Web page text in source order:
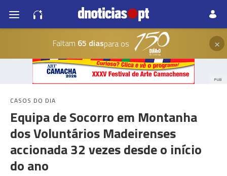
Faltam 65 diaspara os ×
PUB
CASOS DO DIA
Equipa de Socorro em Montanha
dos Voluntários Madeirenses
accionada 32 vezes desde o início
do ano